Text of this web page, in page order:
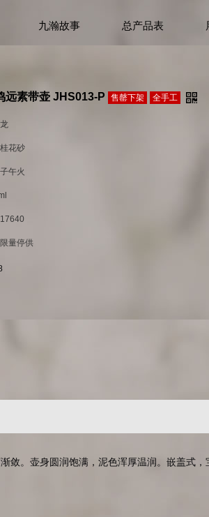
九瀚故事 总产品表
远素带壶 JHS013-P 售罄下架 全手工
花砂
午火
量停供
敛。壶身圆润饱满，泥色浑厚温润。嵌盖式